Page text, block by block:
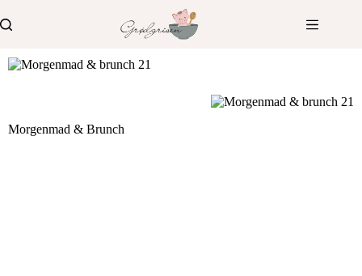
til
indhold
Morgenmad & Brunch